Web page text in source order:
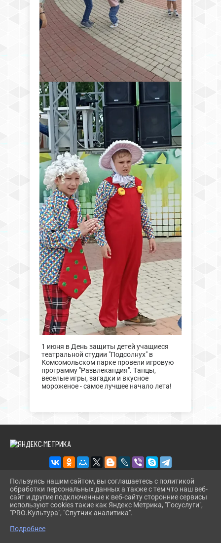
1 июня в День защиты детей учащиеся
театральной студии "Подсолнух" в
Комсомольском парке провели игровую
программу "Развлекандия". Танцы,
веселые игры, загадки и вкусное
мороженое - самое лучшее начало лета!
2026 Г. CT.UODINSKOI.RU
ВХОД
КАРТА САЙТА
Пользуясь нашим сайтом, вы соглашаетесь с политикой
обработки персональных данных а также с тем что наш веб-
сайт и другие подключенные к веб-сайту сторонние сервисы
используют cookies такие как Яндекс Метрика, "Госуслуги",
"PRO.Культура", "Спутник аналитика".
Подробнее